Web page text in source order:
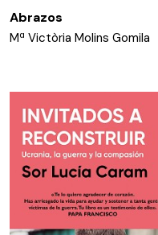
Abrazos
Mª Victòria Molins Gomila